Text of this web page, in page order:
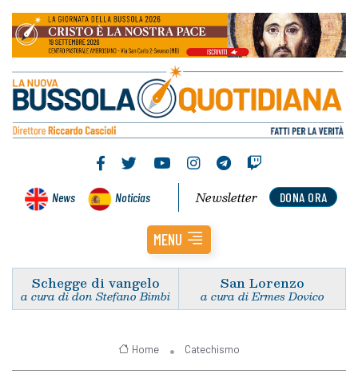
News Noticias DONA ORA
Newsletter
MENU
Schegge di vangelo
a cura di don Stefano Bimbi
San Lorenzo
a cura di Ermes Dovico
Home Catechismo